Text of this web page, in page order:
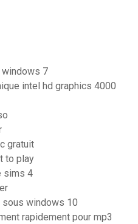
windows 7
intel hd graphics 4000
gratuit
to play
sims 4
sous windows 10
rapidement pour mp3